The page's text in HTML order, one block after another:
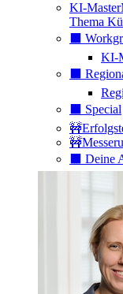
KI-
Thema
⬛️
KI-
⬛️
⬛️ Special
⬛️ Deine